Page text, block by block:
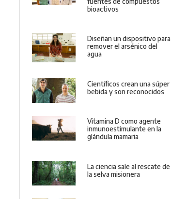
bioactivos
Diseñan un dispositivo para
remover el arsénico del
agua
Científicos crean una súper
bebida y son reconocidos
Vitamina D como agente
inmunoestimulante en la
glándula mamaria
La ciencia sale al rescate de
la selva misionera